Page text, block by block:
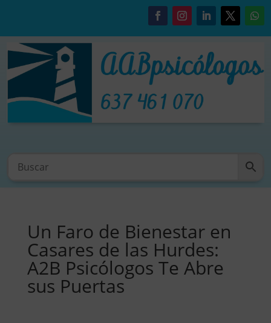
Un Faro de Bienestar en
Casares de las Hurdes:
A2B Psicólogos Te Abre
sus Puertas